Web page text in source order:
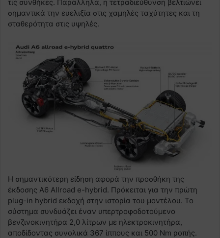
τις συνθήκες. Παράλληλα, η τετραδιεύθυνση βελτιώνει
σημαντικά την ευελιξία στις χαμηλές ταχύτητες και τη
σταθερότητα στις υψηλές.
Η σημαντικότερη είδηση αφορά την προσθήκη της
έκδοσης A6 Allroad e-hybrid. Πρόκειται για την πρώτη
plug-in hybrid εκδοχή στην ιστορία του μοντέλου. Το
σύστημα συνδυάζει έναν υπερτροφοδοτούμενο
βενζινοκινητήρα 2,0 λίτρων με ηλεκτροκινητήρα,
αποδίδοντας συνολικά 367 ίππους και 500 Nm ροπής.